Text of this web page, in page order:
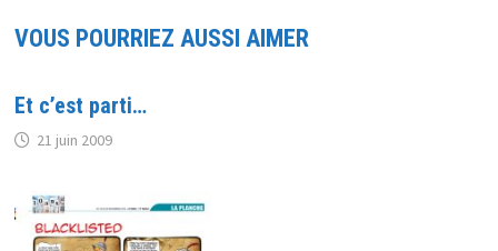
VOUS POURRIEZ AUSSI AIMER
Et c’est parti…
21 juin 2009